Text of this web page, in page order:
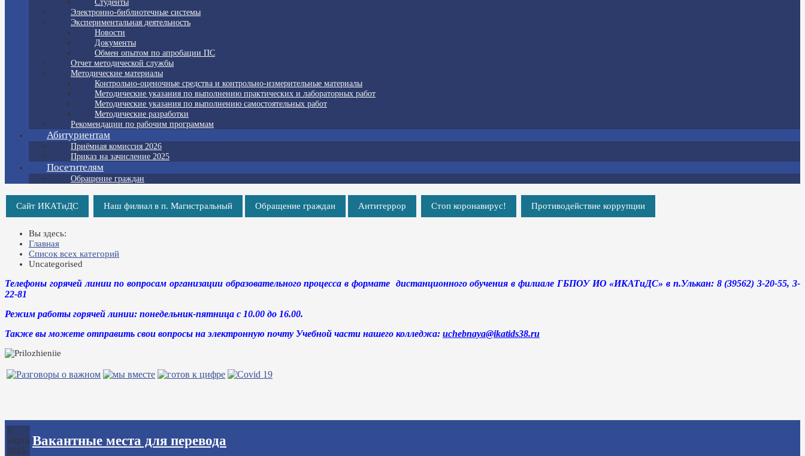
Студенты
Электронно-библиотечные системы
Экспериментальная деятельность
Новости
Документы
Обмен опытом по апробации ПС
Отчет методической службы
Методические материалы
Контрольно-оценочные средства и контрольно-измерительные материалы
Методические указания по выполнению практических и лабораторных работ
Методические указания по выполнению самостоятельных работ
Методические разработки
Рекомендации по рабочим программам
Абитуриентам
Приёмная комиссия 2026
Приказ на зачисление 2025
Посетителям
Обращение граждан
Сайт ИКАТиДС Наш филиал в п. Магистральный Обращение граждан Антитеррор Стоп коронавирус! Противодействие коррупции
Вы здесь:
Главная
Список всех категорий
Uncategorised
Телефоны горячей линии по вопросам организации образовательного процесса в формате дистанционного обучения в филиале ГБПОУ ИО «ИКАТиДС» в п.Улькан: 8 (39562) 3-20-55, 3-
22-81
Режим работы горячей линии: понедельник-пятница с 10.00 до 16.00.
Также вы можете отправить свои вопросы на электронную почту Учебной части нашего колледжа: uchebnaya@ikatids38.ru
3
марта
2025
Вакантные места для перевода